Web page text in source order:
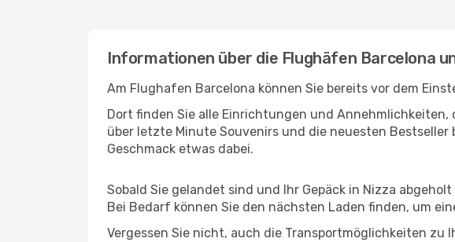
Informationen über die Flughäfen Barcelona
Am Flughafen Barcelona können Sie bereits vor dem
Dort finden Sie alle Einrichtungen und
über letzte Minute Souvenirs und die neuesten
Geschmack etwas dabei.
Sobald Sie gelandet sind und Ihr Gepäck in Nizza
Bei Bedarf können Sie den nächsten Laden finden, um
Vergessen Sie nicht, auch die Transportmöglichkeiten